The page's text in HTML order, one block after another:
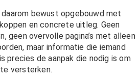
bewust opgebouwd met
en concrete uitleg. Geen
geen overvolle pagina’s met alleen
maar informatie die iemand
precies de aanpak die nodig is om
versterken.